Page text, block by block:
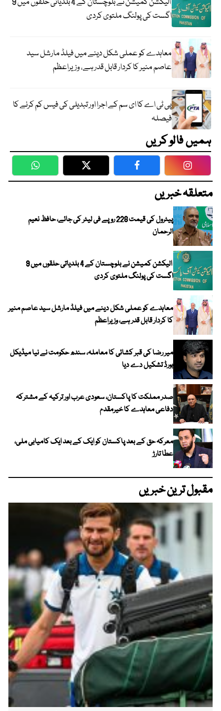
اگست کی پولنگ ملتوی کردی
معاہدے کو عملی شکل دینے میں فیلڈ مارشل سید
عاصم منیر کا کردار قابل قدر ہے، وزیراعظم
پی ٹی اے کا ای سم کے اجرا اور تبدیلی کی فیس کم کرنے کا
فیصلہ
ہمیں فالو کریں
WhatsApp Twitter Facebook
متعلقہ خبریں
پیٹرول کی قیمت 228 روپے فی لیٹر کی جائے، حافظ نعیم
الرحمان
الیکشن کمیشن نے بلوچستان کے 4 بلدیاتی حلقوں میں 9
اگست کی پولنگ ملتوی کردی
معاہدے کو عملی شکل دینے میں فیلڈ مارشل سید عاصم منیر
کا کردار قابل قدر ہے، وزیراعظم
میر رضا کی قبر کشائی کا معاملہ، سندھ حکومت نے نیا میڈیکل
بورڈ تشکیل دے دیا
صدر مملکت کا پاکستان، سعودی عرب اور ترکیہ کے مشترکہ
دفاعی معاہدے کا خیرمقدم
معرکہ حق کے بعد پاکستان کو ایک کے بعد ایک کامیابی ملی،
عطا تارڑ
مقبول ترین خبریں